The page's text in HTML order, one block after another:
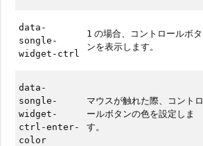
data-
songle-
widget-ctrl
1 の場合、コントロールボタ
ンを表示します。
data-
songle-
widget-
ctrl-enter-
color
マウスが触れた際、コントロ
ールボタンの色を設定しま
す。